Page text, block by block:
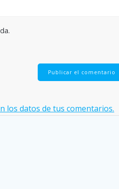
los datos de tus comentarios.